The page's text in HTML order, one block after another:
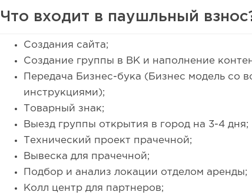
Что входит в паушльный
Создания сайта;
Создание группы в ВК и наполнение
Передача Бизнес-бука (Бизнес модель со
инструкциями);
Товарный знак;
Выезд группы открытия в город на 3-4 дня;
Технический проект прачечной;
Вывеска для прачечной;
Подбор и анализ локации отделом аренды;
Колл центр для партнеров;